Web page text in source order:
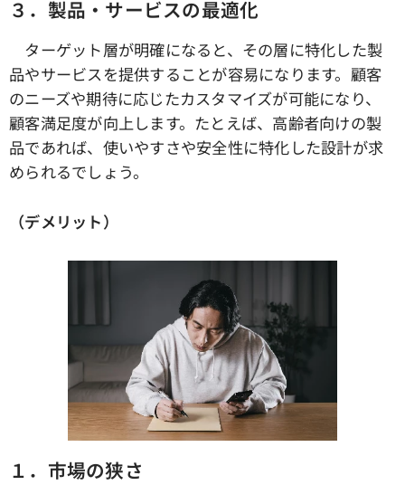
３．製品・サービスの最適化
ターゲット層が明確になると、その層に特化した製
品やサービスを提供することが容易になります。顧客
のニーズや期待に応じたカスタマイズが可能になり、
顧客満足度が向上します。たとえば、高齢者向けの製
品であれば、使いやすさや安全性に特化した設計が求
められるでしょう。
（デメリット）
１．市場の狭さ